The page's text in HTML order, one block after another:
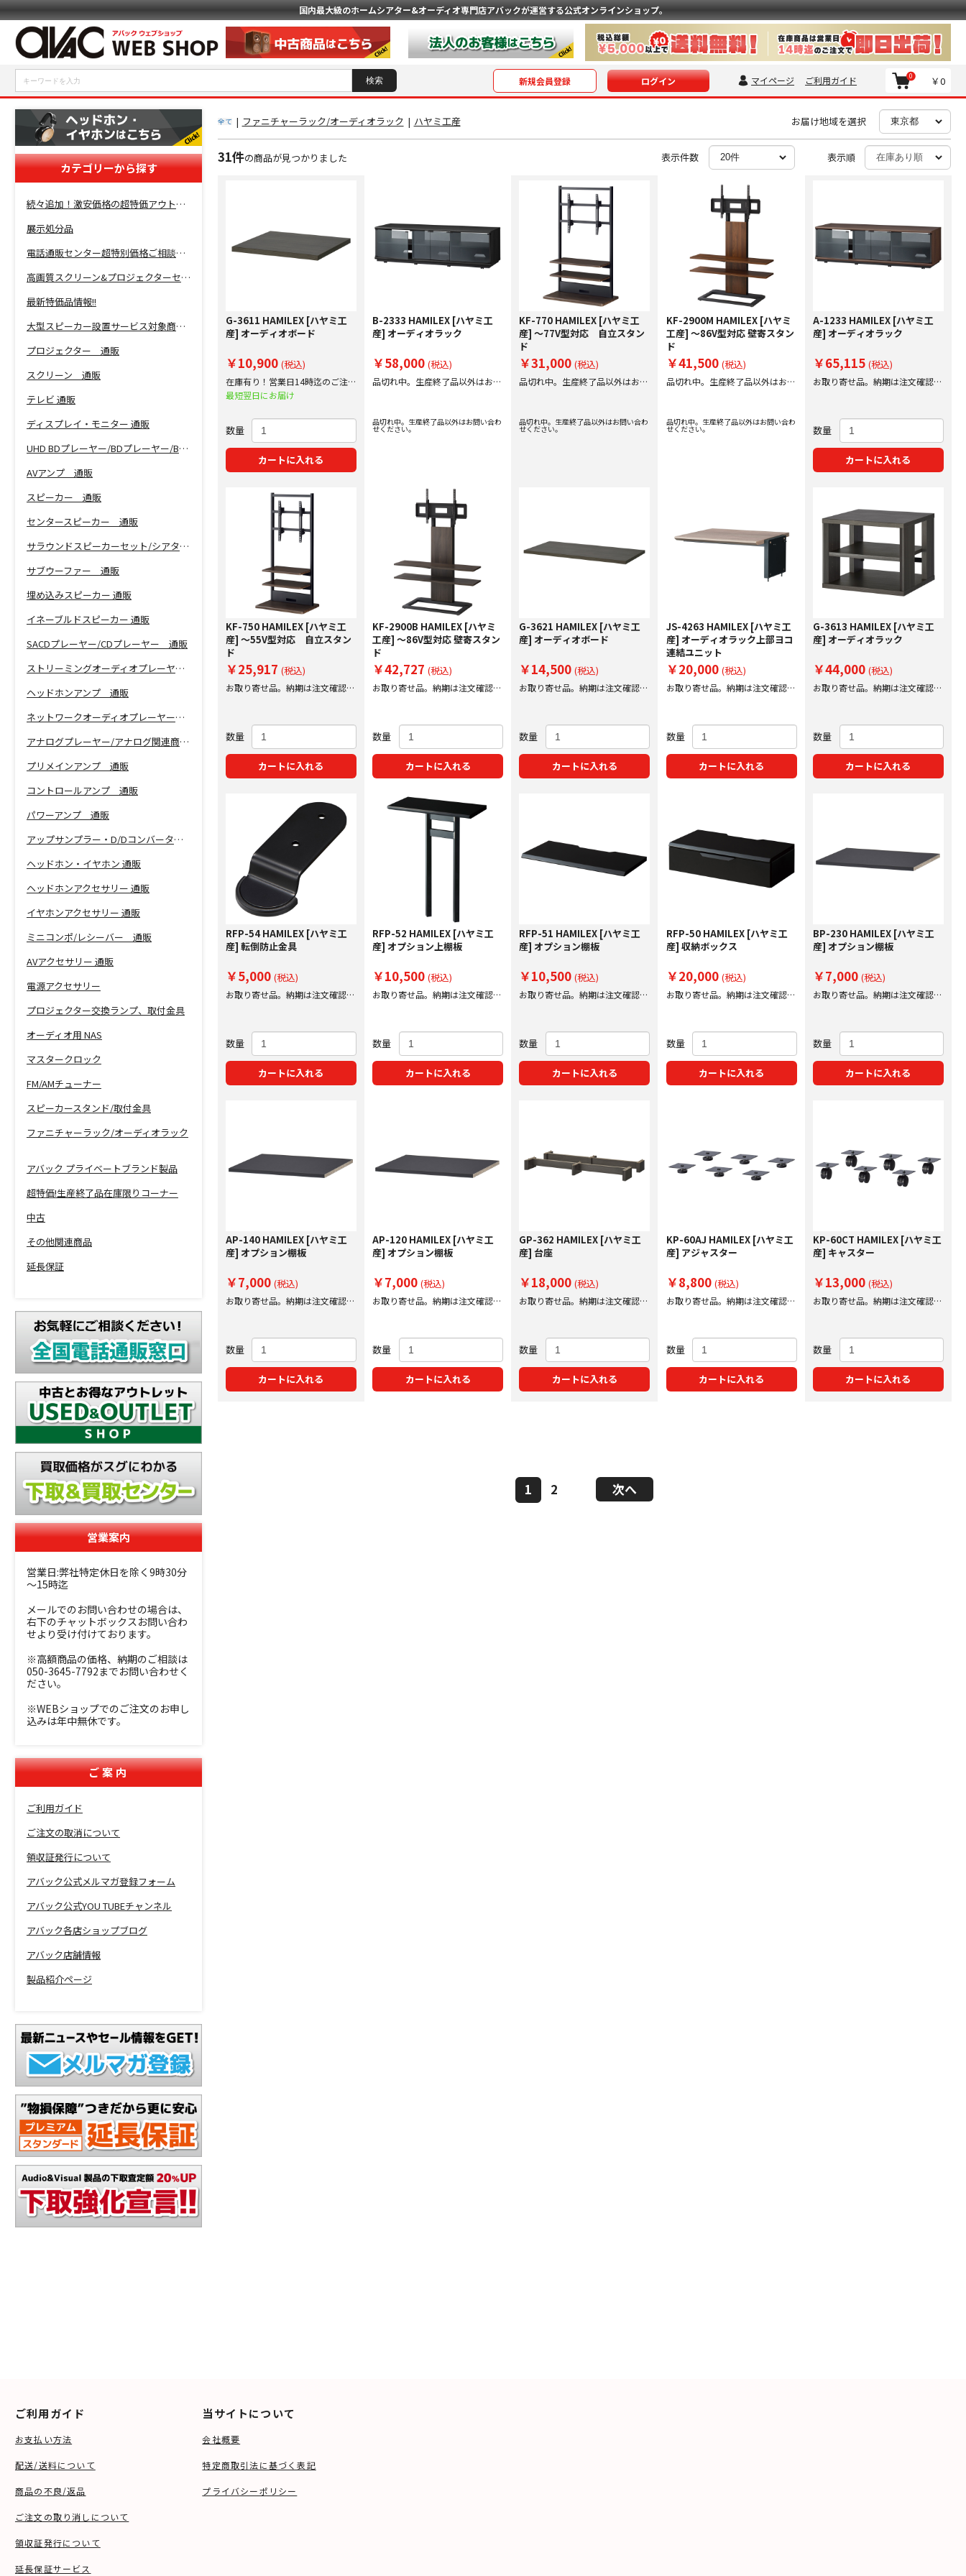
国内最大級のホームシアター&オーディオ専門店アバックが運営する公式オンラインショップ。
新規会員登録 ログイン マイページ ご利用ガイド ￥0
0
カテゴリーから探す
続々追加！激安価格の超特価アウトレットセール開催！
展示処分品
電話通販センター超特別価格ご相談コーナー！
高画質スクリーン&プロジェクターセット超特価！
最新特価品情報!!
大型スピーカー設置サービス対象商品！
プロジェクター 通販
スクリーン 通販
テレビ 通販
ディスプレイ・モニター 通販
UHD BDプレーヤー/BDプレーヤー/BDレコーダー 通販
AVアンプ 通販
スピーカー 通販
センタースピーカー 通販
サラウンドスピーカーセット/シアターバー 通販
サブウーファー 通販
埋め込みスピーカー 通販
イネーブルドスピーカー 通販
SACDプレーヤー/CDプレーヤー 通販
ストリーミングオーディオプレーヤー 通販
ヘッドホンアンプ 通販
ネットワークオーディオプレーヤー 通販
アナログプレーヤー/アナログ関連商品 通販
プリメインアンプ 通販
コントロールアンプ 通販
パワーアンプ 通販
アップサンプラー・D/Dコンバーター 通販
ヘッドホン・イヤホン 通販
ヘッドホンアクセサリー 通販
イヤホンアクセサリー 通販
ミニコンポ/レシーバー 通販
AVアクセサリー 通販
電源アクセサリー
プロジェクター交換ランプ、取付金具
オーディオ用 NAS
マスタークロック
FM/AMチューナー
スピーカースタンド/取付金具
ファニチャーラック/オーディオラック
アバック プライベートブランド製品
超特価!生産終了品在庫限りコーナー
中古
その他関連商品
延長保証
営業案内
営業日:弊社特定休日を除く9時30分
～15時迄
メールでのお問い合わせの場合は、
右下のチャットボックスお問い合わ
せより受け付けております。
※高額商品の価格、納期のご相談は
050-3645-7792までお問い合わせく
ださい。
※WEBショップでのご注文のお申し
込みは年中無休です。
ご案内
ご利用ガイド
ご注文の取消について
領収証発行について
アバック公式メルマガ登録フォーム
アバック公式YOU TUBEチャンネル
アバック各店ショップブログ
アバック店舗情報
製品紹介ページ
全て | ファニチャーラック/オーディオラック | ハヤミ工産 お届け地域を選択
31件の商品が見つかりました 表示件数 表示順
G-3611 HAMILEX [ハヤミ工
産] オーディオボード
￥10,900 (税込)
在庫有り！営業日14時迄のご注文
で即日出荷！
最短翌日にお届け
数量
カートに入れる
B-2333 HAMILEX [ハヤミ工
産] オーディオラック
￥58,000 (税込)
品切れ中。生産終了品以外はお問
品切れ中。生産終了品以外はお問い合わ
せください。
KF-770 HAMILEX [ハヤミ工
産] ～77V型対応 自立スタン
ド
￥31,000(税込)
品切れ中。生産終了品以外はお問
品切れ中。生産終了品以外はお問い合わ
せください。
KF-2900M HAMILEX [ハヤミ
工産] ～86V型対応 壁寄スタン
ド
￥41,500 (税込)
品切れ中。生産終了品以外はお問
品切れ中。生産終了品以外はお問い合わ
せください。
A-1233 HAMILEX [ハヤミ工
産] オーディオラック
￥65,115 (税込)
お取り寄せ品。納期は注文確認後
数量
カートに入れる
KF-750 HAMILEX [ハヤミ工
産] ～55V型対応 自立スタン
ド
￥25,917 (税込)
お取り寄せ品。納期は注文確認後
数量
カートに入れる
KF-2900B HAMILEX [ハヤミ
工産] ～86V型対応 壁寄スタン
ド
￥42,727 (税込)
お取り寄せ品。納期は注文確認後
数量
カートに入れる
G-3621 HAMILEX [ハヤミ工
産] オーディオボード
￥14,500(税込)
お取り寄せ品。納期は注文確認後
数量
カートに入れる
JS-4263 HAMILEX [ハヤミ工
産] オーディオラック上部ヨコ
連結ユニット
￥20,000 (税込)
お取り寄せ品。納期は注文確認後
数量
カートに入れる
G-3613 HAMILEX [ハヤミ工
産] オーディオラック
￥44,000 (税込)
お取り寄せ品。納期は注文確認後
数量
カートに入れる
RFP-54 HAMILEX [ハヤミ工
産] 転倒防止金具
￥5,000 (税込)
お取り寄せ品。納期は注文確認後
数量
カートに入れる
RFP-52 HAMILEX [ハヤミ工
産] オプション上棚板
￥10,500 (税込)
お取り寄せ品。納期は注文確認後
数量
カートに入れる
RFP-51 HAMILEX [ハヤミ工
産] オプション棚板
￥10,500(税込)
お取り寄せ品。納期は注文確認後
数量
カートに入れる
RFP-50 HAMILEX [ハヤミ工
産] 収納ボックス
￥20,000 (税込)
お取り寄せ品。納期は注文確認後
数量
カートに入れる
BP-230 HAMILEX [ハヤミ工
産] オプション棚板
￥7,000 (税込)
お取り寄せ品。納期は注文確認後
数量
カートに入れる
AP-140 HAMILEX [ハヤミ工
産] オプション棚板
￥7,000 (税込)
お取り寄せ品。納期は注文確認後
数量
カートに入れる
AP-120 HAMILEX [ハヤミ工
産] オプション棚板
￥7,000 (税込)
お取り寄せ品。納期は注文確認後
数量
カートに入れる
GP-362 HAMILEX [ハヤミ工
産] 台座
￥18,000(税込)
お取り寄せ品。納期は注文確認後
数量
カートに入れる
KP-60AJ HAMILEX [ハヤミ工
産] アジャスター
￥8,800 (税込)
お取り寄せ品。納期は注文確認後
数量
カートに入れる
KP-60CT HAMILEX [ハヤミ工
産] キャスター
￥13,000 (税込)
お取り寄せ品。納期は注文確認後
数量
カートに入れる
1 2 次へ
ご利用ガイド
お支払い方法
配送/送料について
商品の不良/返品
ご注文の取り消しについて
領収証発行について
延長保証サービス
当サイトについて
会社概要
特定商取引法に基づく表記
プライバシーポリシー